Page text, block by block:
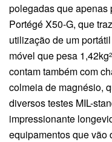
polegadas que apenas
Portégé X50-G, que
utilização de um
móvel que pesa 1,42kg2
contam também com
colmeia de magnésio,
diversos testes MIL-
impressionante
equipamentos que vão